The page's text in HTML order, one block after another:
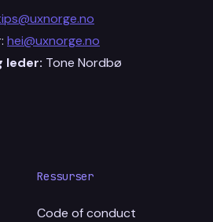
hei@uxnorge.no
leder: Tone Nordbø
Ressurser
Code of conduct